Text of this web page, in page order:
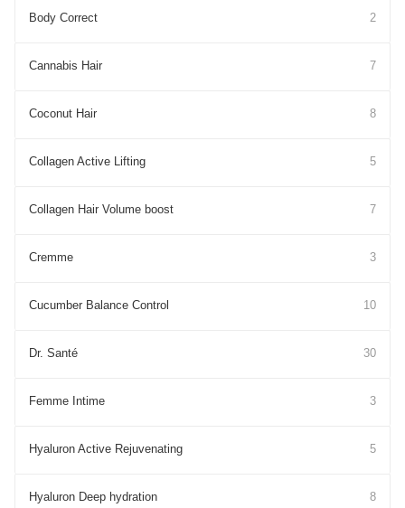
Body Correct 2
Cannabis Hair 7
Coconut Hair 8
Collagen Active Lifting 5
Collagen Hair Volume boost 7
Cremme 3
Cucumber Balance Control 10
Dr. Santé 30
Femme Intime 3
Hyaluron Active Rejuvenating 5
Hyaluron Deep hydration 8